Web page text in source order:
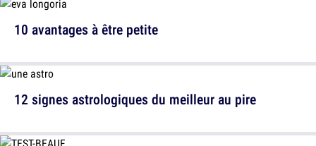
10 avantages à être petite
12 signes astrologiques du meilleur au pire